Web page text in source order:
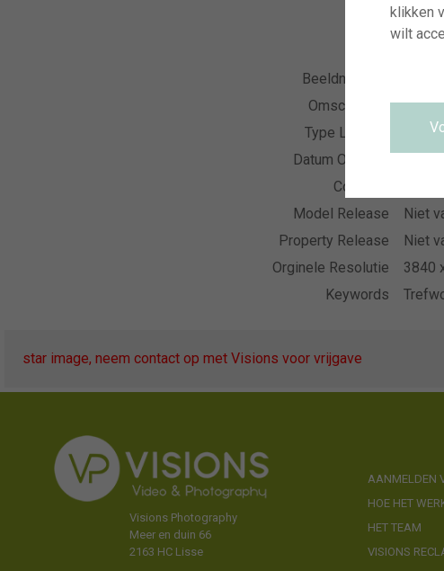
Beeldnummer
Omschrijving
Phlox
Type Licentie
Datum Opname
Collectie
Model Release
Niet
Property Release
Niet
Orginele Resolutie
3840
Keywords
star image, neem contact op met Visions voor vrijgave
Visions Photography
Meer en duin 66
2163 HC Lisse
AANMELDEN
HOE HET
HET TEAM
VISIONS
klikken
wilt